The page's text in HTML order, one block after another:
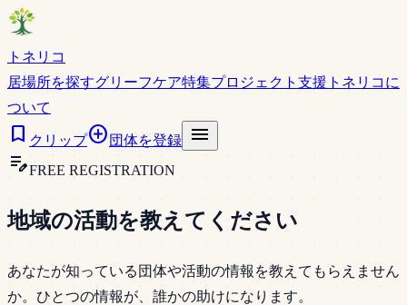
トネリコ
居場所を探すグリーフケア特集プロジェクト支援 トネリコに
ついて
bookmark クリップadd_circle 団体を登録
menu
edit_noteFREE REGISTRATION
地域の活動を教えてください
あなたが知っている団体や活動の情報を教えてもらえません
か。ひとつの情報が、誰かの助けになります。